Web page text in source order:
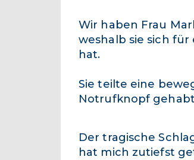
Wir haben Frau
weshalb sie sich
hat.
Sie teilte eine
Notrufknopf
Der tragische
hat mich zutiefst